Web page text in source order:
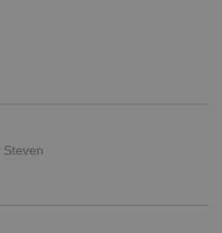
Steven